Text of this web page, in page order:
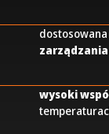
wysoki